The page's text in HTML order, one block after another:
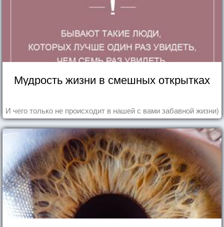
Мудрость жизни в смешных открытках
И чего только не происходит в нашей с вами забавной жизни)